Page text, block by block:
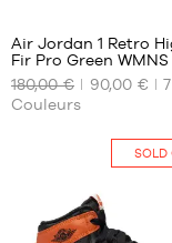
NOS
TAILLES
DISPONIBLES
Air Jordan 1 Retro
Fir Pro Green WMNS
180,00 €
90,00 €
7
Couleurs
SOLD